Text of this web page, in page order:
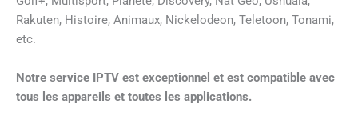
Rakuten, Histoire, Animaux, Nickelodeon, Teletoon, Tonami,
etc.
Notre service IPTV est exceptionnel et est compatible avec
tous les appareils et toutes les applications.